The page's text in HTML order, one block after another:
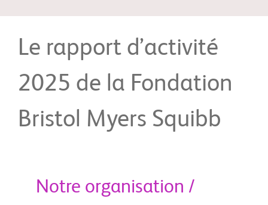
Le rapport d’activité
2025 de la Fondation
Bristol Myers Squibb
Notre organisation /